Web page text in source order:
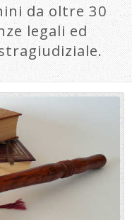
da oltre 30
legali ed